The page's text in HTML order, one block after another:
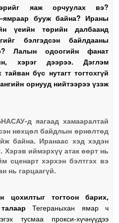
яаж орчуулах вэ?
бууж байна? Ираны
үеийн төрийн далбаанд
бэлгэдсэн байлдааны
Лалын одоогийн фанат
хэрэг дээрээ. Дэглэм
бүс нутагт тогтохгүй
орнууд нийтээрээ үзэж
д яагаад хамааралтай
нөхцөл байдлын өрнөлтөд
байна. Иранаас хэд хэдэн
Хэрэв иймэрхүү атак өөрт нь
сценарт хэрхэн бэлтгэх вэ
нь гарцаагүй.
цохилтыг тогтоон барих,
талаарТегераныхан ямар ч
тусмаа прокси-хүчнүүдээ